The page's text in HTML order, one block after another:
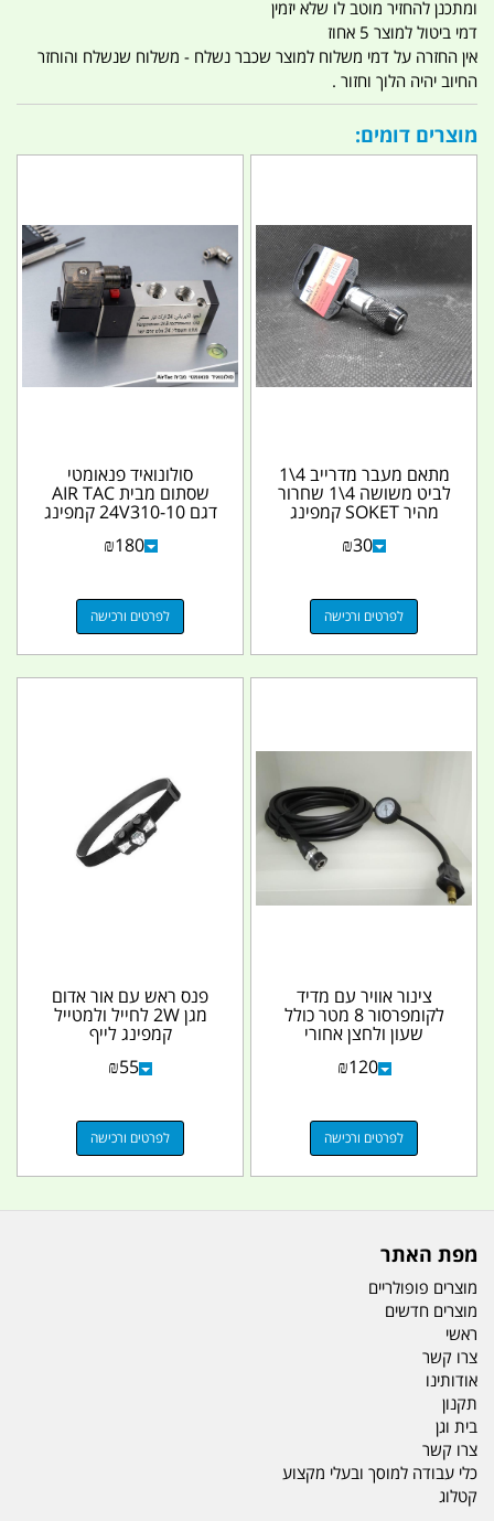
ומתכנן להחזיר מוטב לו שלא יזמין
דמי ביטול למוצר 5 אחוז
אין החזרה על דמי משלוח למוצר שכבר נשלח - משלוח שנשלח והוחזר
החיוב יהיה הלוך וחזור .
מוצרים דומים:
מתאם מעבר מדרייב 4\1
לביט משושה 4\1 שחרור
מהיר SOKET קמפינג
₪30
לפרטים ורכישה
סולונואיד פנאומטי
שסתום מבית AIR TAC
דגם 24V310-10 קמפינג
₪180
לפרטים ורכישה
צינור אוויר עם מדיד
לקומפרסור 8 מטר כולל
שעון ולחצן אחורי
להפחתת לחץ האוויר...
₪120
לפרטים ורכישה
פנס ראש עם אור אדום
מגן 2W לחייל ולמטייל
קמפינג לייף
₪55
לפרטים ורכישה
מפת האתר
מוצרים פופולריים
מוצרים חדשים
ראשי
צרו קשר
אודותינו
תקנון
בית וגן
צרו קשר
כלי עבודה למוסך ובעלי מקצוע
קטלוג